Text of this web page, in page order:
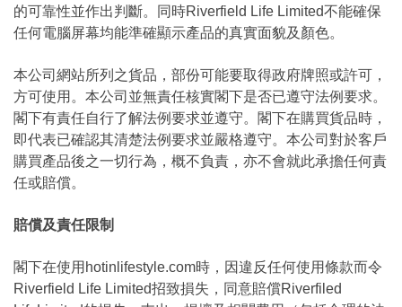
的可靠性並作出判斷。同時Riverfield Life Limited不能確保
任何電腦屏幕均能準確顯示產品的真實面貌及顏色。
本公司網站所列之貨品，部份可能要取得政府牌照或許可，
方可使用。本公司並無責任核實閣下是否已遵守法例要求。
閣下有責任自行了解法例要求並遵守。閣下在購買貨品時，
即代表已確認其清楚法例要求並嚴格遵守。本公司對於客戶
購買產品後之一切行為，概不負責，亦不會就此承擔任何責
任或賠償。
賠償及責任限制
閣下在使用hotinlifestyle.com時，因違反任何使用條款而令
Riverfield Life Limited招致損失，同意賠償Riverfiled